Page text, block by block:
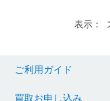
表示：
ご利用ガイド
買取お申し込み